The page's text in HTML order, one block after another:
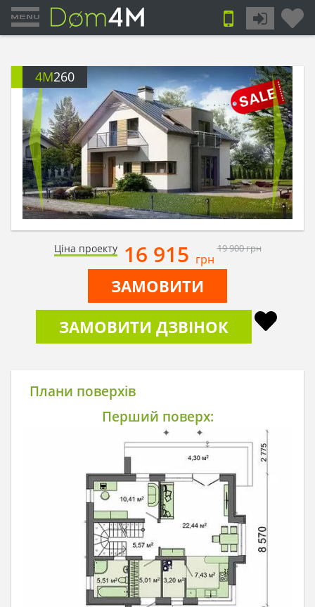
4M260
Ціна проекту 16 915 грн
19 900грн
ЗАМОВИТИ
ЗАМОВИТИ ДЗВІНОК
Плани поверхів
Перший поверх: